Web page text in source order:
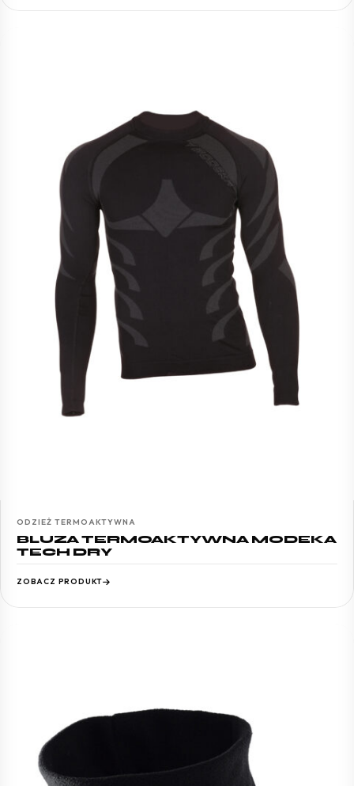
ODZIEŻ TERMOAKTYWNA
BLUZA TERMOAKTYWNA MODEKA
TECH DRY
ZOBACZ PRODUKT